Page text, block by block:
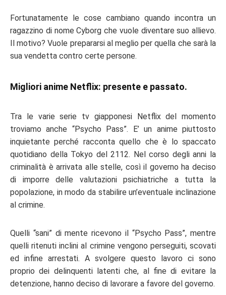
Fortunatamente le cose cambiano quando incontra un
ragazzino di nome Cyborg che vuole diventare suo allievo.
Il motivo? Vuole prepararsi al meglio per quella che sarà la
sua vendetta contro certe persone.
Migliori anime Netflix: presente e passato.
Tra le varieserie tv giapponesi Netflixdel momento
troviamo anche “Psycho Pass”. E’ un anime piuttosto
inquietante perché racconta quello che è lo spaccato
quotidiano della Tokyo del 2112. Nel corso degli anni la
criminalità è arrivata alle stelle, così il governo ha deciso
di imporre delle valutazioni psichiatriche a tutta la
popolazione, in modo da stabilire un’eventuale inclinazione
al crimine.
Quelli “sani” di mente ricevono il “Psycho Pass”, mentre
quelli ritenuti inclini al crimine vengono perseguiti, scovati
ed infine arrestati. A svolgere questo lavoro ci sono
proprio dei delinquenti latenti che, al fine di evitare la
detenzione, hanno deciso di lavorare a favore del governo.